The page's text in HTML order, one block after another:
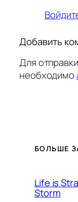
Добавить
Для
необходимо
БОЛЬШЕ
Life is
Storm